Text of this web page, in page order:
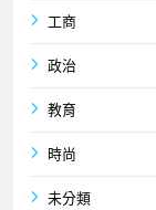
工商
政治
教育
時尚
未分類